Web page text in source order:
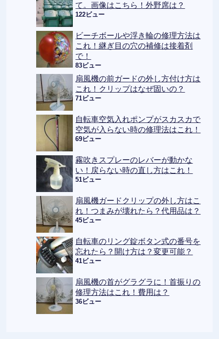
て。画像はこちら！外野席は？
122ビュー
ビーチボールや浮き輪の修理方法は
これ！継ぎ目の穴の補修は接着剤
で！
83ビュー
扇風機の前ガードの外し方付け方は
これ！クリップはなぜ固いの？
71ビュー
自転車空気入れポンプがスカスカで
空気が入らない時の修理法はこれ！
69ビュー
霧吹きスプレーのレバーが動かな
い！戻らない時の直し方はこれ！
51ビュー
扇風機ガードクリップの外し方はこ
れ！つまみが壊れたら？代用品は？
45ビュー
自転車のリング錠ボタン式の番号を
忘れたら？開け方は？変更可能？
41ビュー
扇風機の首がグラグラに！首振りの
修理方法はこれ！費用は？
36ビュー